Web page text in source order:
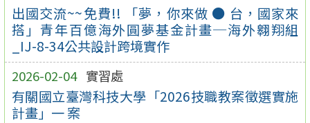
出國交流~~免費!! 「夢，你來做 ● 台，國家來
搭」青年百億海外圓夢基金計畫─海外翱翔組
_IJ-8-34公共設計跨境實作
2026-02-04 實習處
有關國立臺灣科技大學「2026技職教案徵選實施
計畫」一 案